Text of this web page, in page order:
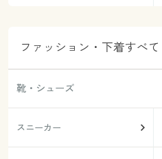
ファッション・下着すべて
靴・シューズ
スニーカー